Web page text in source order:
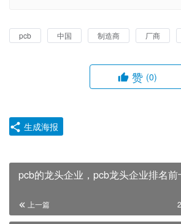
pcb 中国 制造商 厂商
赞 (0)
生成海报
pcb的龙头企业，pcb龙头企业排名前
上一篇